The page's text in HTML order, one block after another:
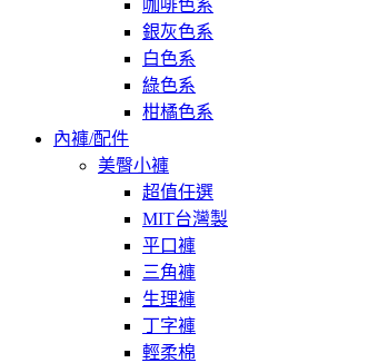
咖啡色系
銀灰色系
白色系
綠色系
柑橘色系
內褲/配件
美臀小褲
超值任選
MIT台灣製
平口褲
三角褲
生理褲
丁字褲
輕柔棉